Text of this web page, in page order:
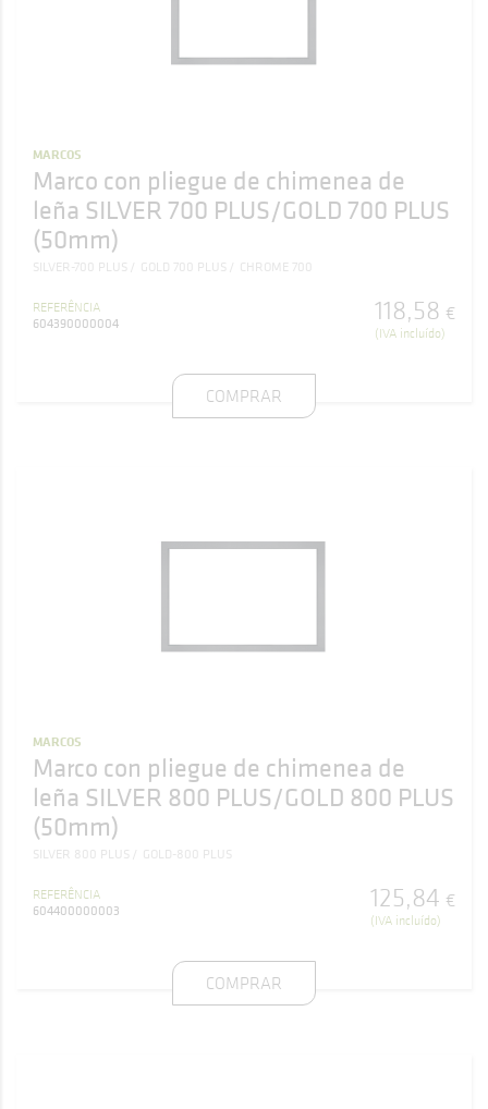
MARCOS
Marco con pliegue de chimenea de
leña SILVER 700 PLUS/GOLD 700 PLUS
(50mm)
SILVER-700 PLUS GOLD 700 PLUS CHROME 700
REFERÊNCIA
604390000004
118,58 €
(IVA incluído)
COMPRAR
MARCOS
Marco con pliegue de chimenea de
leña SILVER 800 PLUS/GOLD 800 PLUS
(50mm)
SILVER 800 PLUS GOLD-800 PLUS
REFERÊNCIA
604400000003
125,84 €
(IVA incluído)
COMPRAR